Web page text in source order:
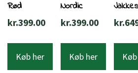
Rød
kr.399.00
Køb her
Nordic
kr.399.00
Køb her
kr.